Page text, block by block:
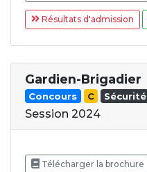
Résultats d'admission
Gardien-Brigadier
Concours C Sécurité
Session 2024
Télécharger la brochure